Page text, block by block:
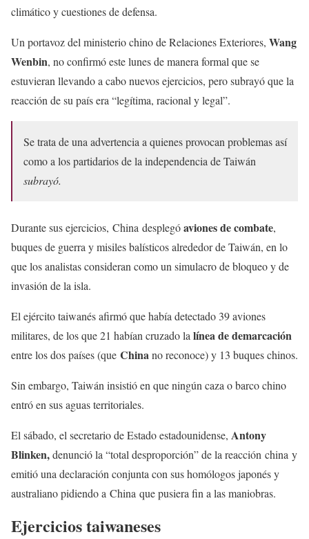
climático y cuestiones de defensa.
Un portavoz del ministerio chino de Relaciones Exteriores, Wang
Wenbin, no confirmó este lunes de manera formal que se
estuvieran llevando a cabo nuevos ejercicios, pero subrayó que la
reacción de su país era “legítima, racional y legal”.
Se trata de una advertencia a quienes provocan problemas así
como a los partidarios de la independencia de Taiwán
subrayó.
Durante sus ejercicios, China desplegóaviones de combate,
buques de guerra y misiles balísticos alrededor de Taiwán, en lo
que los analistas consideran como un simulacro de bloqueo y de
invasión de la isla.
El ejército taiwanés afirmó que había detectado 39 aviones
militares, de los que 21 habían cruzado la línea de demarcación
entre los dos países (que China no reconoce) y 13 buques chinos.
Sin embargo, Taiwán insistió en que ningún caza o barco chino
entró en sus aguas territoriales.
El sábado, el secretario de Estado estadounidense, Antony
Blinken,denunció la “total desproporción” de la reacción china y
emitió una declaración conjunta con sus homólogos japonés y
australiano pidiendo a China que pusiera fin a las maniobras.
Ejercicios taiwaneses